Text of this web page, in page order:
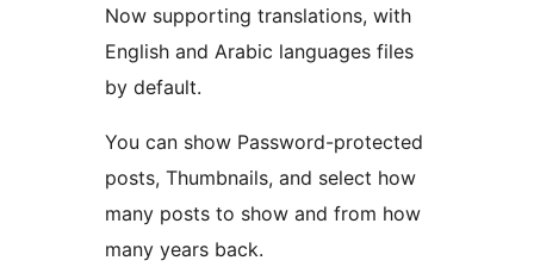
Now supporting translations, with
English and Arabic languages files
by default.
You can show Password-protected
posts, Thumbnails, and select how
many posts to show and from how
many years back.